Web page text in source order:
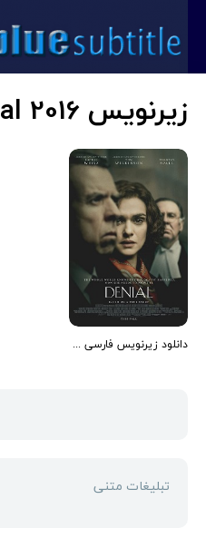
زیرنویس Denial 2016
دانلود زیرنویس فارسی فیلم Denial 2016
تبلیغات متنی